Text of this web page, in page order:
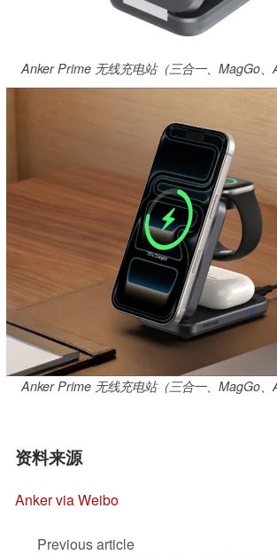
Anker Prime 无线充电站（三合一、MagGo、
Anker Prime 无线充电站（三合一、MagGo、
资料来源
Anker via Weibo
Previous article